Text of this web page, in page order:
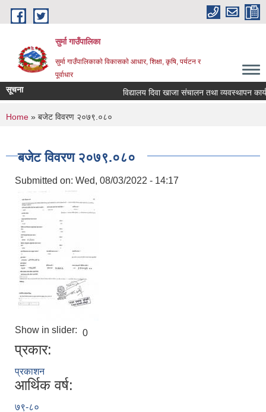
Skip to main content
सुर्मा गाउँपालिका
सुर्मा गाउँपालिकाकाे विकासकाे आधार, शिक्षा, कृषि, पर्यटन र
पूर्वाधार
सूचना विद्यालय दिवा खाजा संचालन तथा व्यवस्थापन
You are here
Home » बजेट विवरण २०७९.०८०
बजेट विवरण २०७९.०८०
Submitted on: Wed, 08/03/2022 - 14:17
Show in slider: 0
प्रकार:
प्रकाशन
आर्थिक वर्ष:
७९-८०